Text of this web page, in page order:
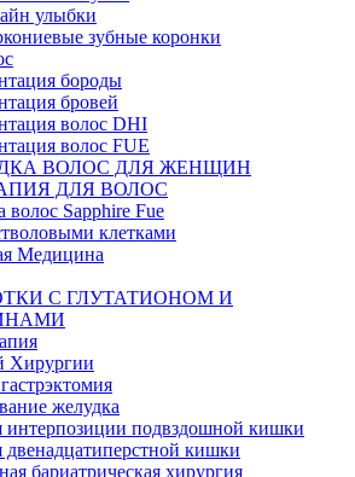
улыбки
зубные коронки
бороды
бровей
волос DHI
волос FUE
ВОЛОС ДЛЯ ЖЕНЩИН
ДЛЯ ВОЛОС
волос Sapphire Fue
клетками
Медицина
С ГЛУТАТИОНОМ И
Хирургии
желудка
интерпозиции подвздошной кишки
кишки
бариатрическая хирургия